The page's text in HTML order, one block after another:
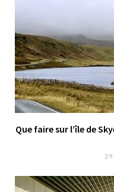
Que faire sur l’île de
29